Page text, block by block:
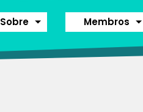
Sobre Membros